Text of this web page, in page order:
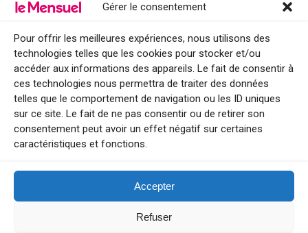
Gérer le consentement
Pour offrir les meilleures expériences, nous utilisons des
technologies telles que les cookies pour stocker et/ou
accéder aux informations des appareils. Le fait de consentir à
ces technologies nous permettra de traiter des données
telles que le comportement de navigation ou les ID uniques
sur ce site. Le fait de ne pas consentir ou de retirer son
consentement peut avoir un effet négatif sur certaines
caractéristiques et fonctions.
Accepter
Refuser
Points de diffusion Var et Alpes-Maritimes : oû trouver Le Mensuel ?
Le Mensuel en PDF : consultez le magazine en ligne
Qui sommes-nous ?
BFM Top Sorties
EVENT
Tourisme week-end : envie de vous évader le temps d’un week-end ou
Explorez nos bonnes adresses
Contact